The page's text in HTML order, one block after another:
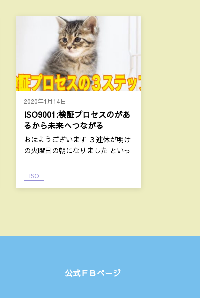
2020年1月14日
ISO9001:検証プロセスのがあ
るから未来へつながる
おはようございます ３連休が明け
の火曜日の朝になりました といっ
ISO
大庭孝志日記：今日の話題
公式ＦＢページ